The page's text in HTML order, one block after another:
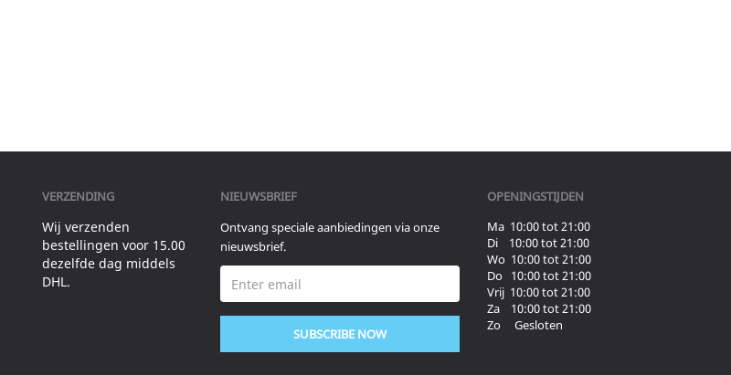
VERZENDING
Wij verzenden
bestellingen voor 15.00
dezelfde dag middels
DHL.
NIEUWSBRIEF
Ontvang speciale aanbiedingen via onze
nieuwsbrief.
SUBSCRIBE NOW
OPENINGSTIJDEN
Ma 10:00 tot 21:00
Di 10:00 tot 21:00
Wo 10:00 tot 21:00
Do 10:00 tot 21:00
Vrij 10:00 tot 21:00
Za 10:00 tot 21:00
Zo Gesloten